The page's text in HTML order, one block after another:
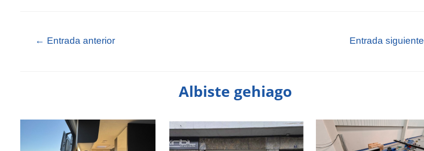
← Entrada anterior Entrada siguiente
Albiste gehiago